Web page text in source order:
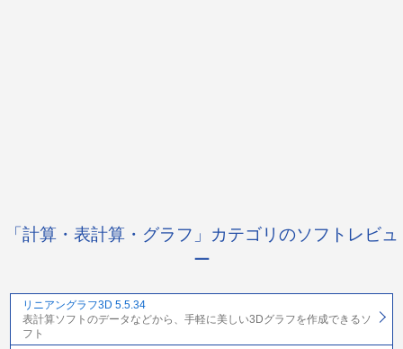
「計算・表計算・グラフ」カテゴリのソフトレビュ
ー
リニアングラフ3D 5.5.34
表計算ソフトのデータなどから、手軽に美しい3Dグラフを作成できるソ
フト